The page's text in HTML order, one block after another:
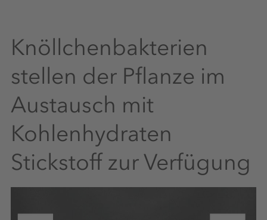
Knöllchenbakterien
stellen der Pflanze im
Austausch mit
Kohlenhydraten
Stickstoff zur Verfügung